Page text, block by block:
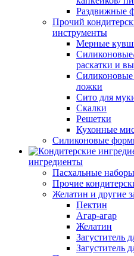
Раздвижные
Прочий
инструменты
Мерные
раскатки и
Силиконовые
ложки
Сито для
Скалки
Решетки
Кухонные
Силиконовые
ингредиенты
Пасхальные наборы
Прочие
Желатин и другие
Пектин
Агар-агар
Желатин
Загуститель
Загуститель